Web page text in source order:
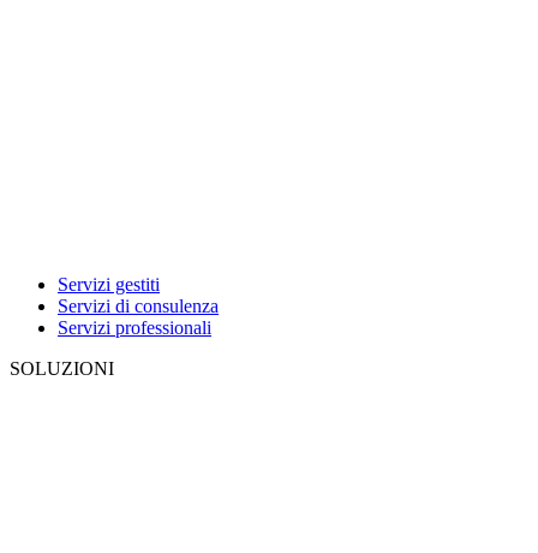
Servizi gestiti
Servizi di consulenza
Servizi professionali
SOLUZIONI